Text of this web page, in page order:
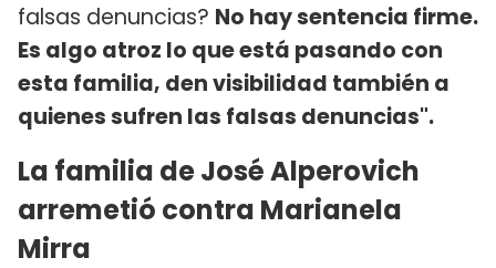
falsas denuncias? No hay sentencia firme.
Es algo atroz lo que está pasando con
esta familia, den visibilidad también a
quienes sufren las falsas denuncias".
La familia de José Alperovich
arremetió contra Marianela
Mirra